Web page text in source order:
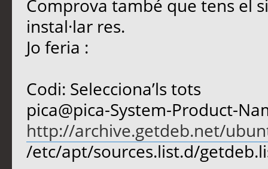
Comprova també que tens el
instal·lar res.
Jo feria :
Codi: Selecciona’ls tots
pica@pica-System-Product-
http://archive.getdeb.net/
/etc/apt/sources.list.d/